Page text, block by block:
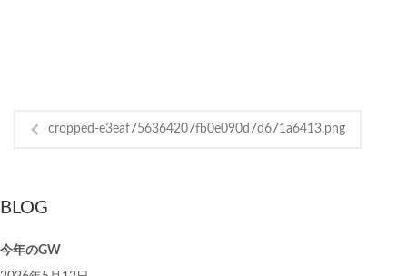
cropped-e3eaf756364207fb0e090d7d671a6413.png
BLOG
今年のGW